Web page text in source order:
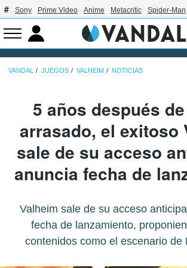
Sony Prime Video Anime Metacritic Spider-Man
VANDAL JUEGOS VALHEIM NOTICIAS
5 años después
arrasado, el exitoso
sale de su acceso
anuncia fecha de
Valheim sale de su acceso
fecha de lanzamiento,
contenidos como el escenario de